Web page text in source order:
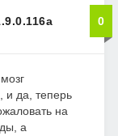
0
и да, теперь
на
а